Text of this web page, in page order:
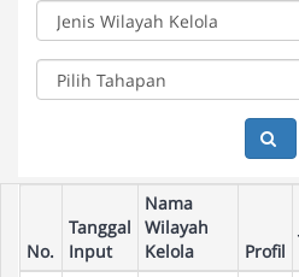
No.
Tanggal
Input
Nama
Wilayah
Kelola
Profil